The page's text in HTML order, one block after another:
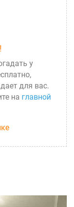
у
для вас.
на главной